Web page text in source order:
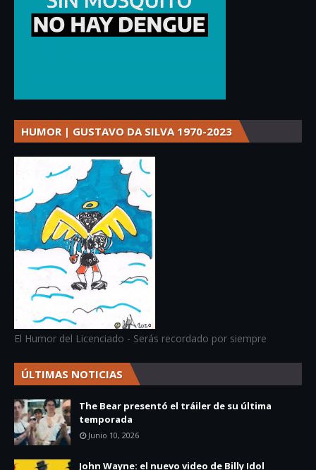
HUMOR | GUSTAVO DA SILVA 1970-2023
El Humor del Licenciado - Serás recordado por siempre
ÚLTIMAS NOTICIAS
The Bear presentó el tráiler de su última
temporada
Junio 10, 2026
John Wayne: el nuevo video de Billy Idol